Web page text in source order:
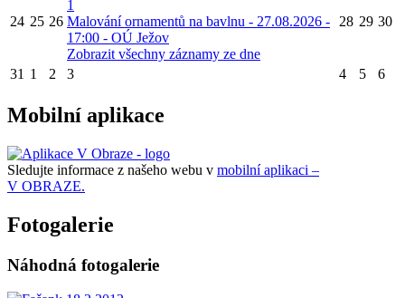
24 25 26
1
Malování ornamentů na bavlnu - 27.08.2026 -
17:00 - OÚ Ježov
Zobrazit všechny záznamy ze dne
28 29 30
31 1 2 3 4 5 6
Mobilní aplikace
Sledujte informace z našeho webu v mobilní aplikaci –
V OBRAZE.
Fotogalerie
Náhodná fotogalerie